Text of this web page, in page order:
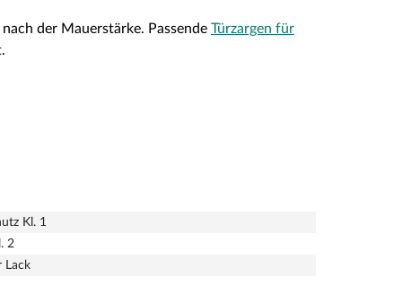
der Mauerstärke. Passende Türzargen für
Kl. 1
2
Lack